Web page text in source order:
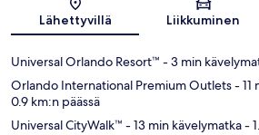
Kartta
Lähettyvillä Liikkuminen
Universal Orlando Resort™ - 3 min
Orlando International Premium Outlets- 11
0.9 km:n päässä
Universal CityWalk™ - 13 min kävelymatka-